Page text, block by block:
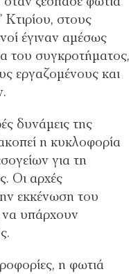
Κτιρίου, στους
έγιναν αμέσως
του συγκροτήματος,
εργαζομένους και
δυνάμεις της
η κυκλοφορία
για τη
Οι αρχές
εκκένωση του
να υπάρχουν
η φωτιά